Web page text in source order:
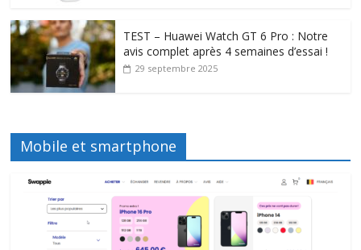
TEST – Huawei Watch GT 6 Pro : Notre
avis complet après 4 semaines d’essai !
29 septembre 2025
Mobile et smartphone